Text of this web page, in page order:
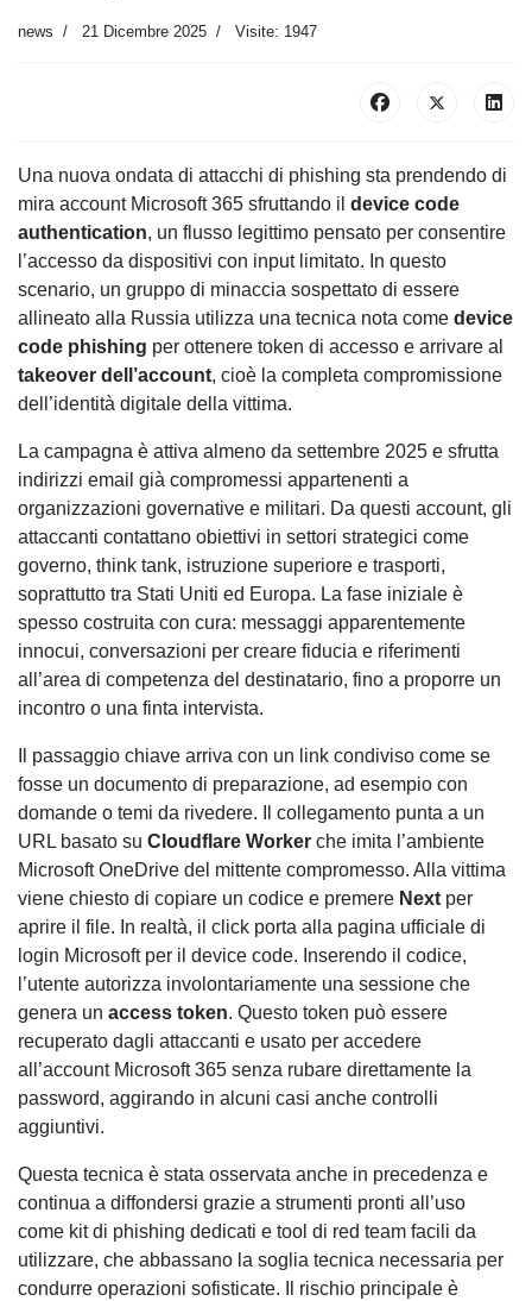
news 21 Dicembre 2025 Visite: 1947
Una nuova ondata di attacchi di phishing sta prendendo di
mira account Microsoft 365 sfruttando il device code
authentication, un flusso legittimo pensato per consentire
l’accesso da dispositivi con input limitato. In questo
scenario, un gruppo di minaccia sospettato di essere
allineato alla Russia utilizza una tecnica nota come device
code phishing per ottenere token di accesso e arrivare al
takeover dell’account, cioè la completa compromissione
dell’identità digitale della vittima.
La campagna è attiva almeno da settembre 2025 e sfrutta
indirizzi email già compromessi appartenenti a
organizzazioni governative e militari. Da questi account, gli
attaccanti contattano obiettivi in settori strategici come
governo, think tank, istruzione superiore e trasporti,
soprattutto tra Stati Uniti ed Europa. La fase iniziale è
spesso costruita con cura: messaggi apparentemente
innocui, conversazioni per creare fiducia e riferimenti
all’area di competenza del destinatario, fino a proporre un
incontro o una finta intervista.
Il passaggio chiave arriva con un link condiviso come se
fosse un documento di preparazione, ad esempio con
domande o temi da rivedere. Il collegamento punta a un
URL basato su Cloudflare Worker che imita l’ambiente
Microsoft OneDrive del mittente compromesso. Alla vittima
viene chiesto di copiare un codice e premere Next per
aprire il file. In realtà, il click porta alla pagina ufficiale di
login Microsoft per il device code. Inserendo il codice,
l’utente autorizza involontariamente una sessione che
genera un access token. Questo token può essere
recuperato dagli attaccanti e usato per accedere
all’account Microsoft 365 senza rubare direttamente la
password, aggirando in alcuni casi anche controlli
aggiuntivi.
Questa tecnica è stata osservata anche in precedenza e
continua a diffondersi grazie a strumenti pronti all’uso
come kit di phishing dedicati e tool di red team facili da
utilizzare, che abbassano la soglia tecnica necessaria per
condurre operazioni sofisticate. Il rischio principale è